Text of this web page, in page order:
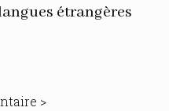
étrangères
>